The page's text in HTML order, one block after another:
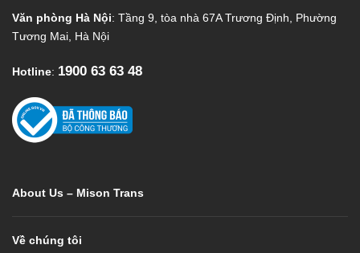
Văn phòng Hà Nội: Tầng 9, tòa nhà 67A Trương Định, Phường
Tương Mai, Hà Nội
Hotline: 1900 63 63 48
About Us – Mison Trans
Về chúng tôi